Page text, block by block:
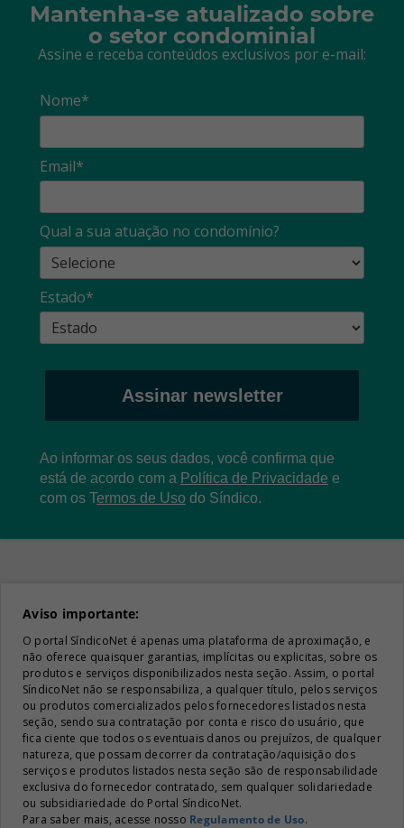
Mantenha-se atualizado sobre
o setor condominial
Assine e receba conteúdos exclusivos por e-mail:
Nome*
Email*
Qual a sua atuação no condomínio?
Estado*
Assinar newsletter
Ao informar os seus dados, você confirma que
está de acordo com a Política de Privacidade e
com os Termos de Uso do Síndico.
Aviso importante:
O portal SíndicoNet é apenas uma plataforma de aproximação, e
não oferece quaisquer garantias, implícitas ou explicitas, sobre os
produtos e serviços disponibilizados nesta seção. Assim, o portal
SíndicoNet não se responsabiliza, a qualquer título, pelos serviços
ou produtos comercializados pelos fornecedores listados nesta
seção, sendo sua contratação por conta e risco do usuário, que
fica ciente que todos os eventuais danos ou prejuízos, de qualquer
natureza, que possam decorrer da contratação/aquisição dos
serviços e produtos listados nesta seção são de responsabilidade
exclusiva do fornecedor contratado, sem qualquer solidariedade
ou subsidiariedade do Portal SíndicoNet.
Para saber mais, acesse nosso Regulamento de Uso.